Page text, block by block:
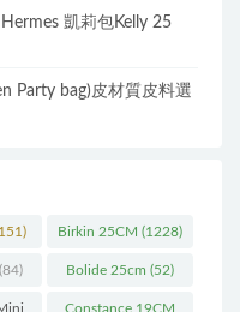
凱莉包Kelly 25
Party bag)皮材質皮料選
Birkin 25CM (1228)
(84) Bolide 25cm (52)
Constance 19CM